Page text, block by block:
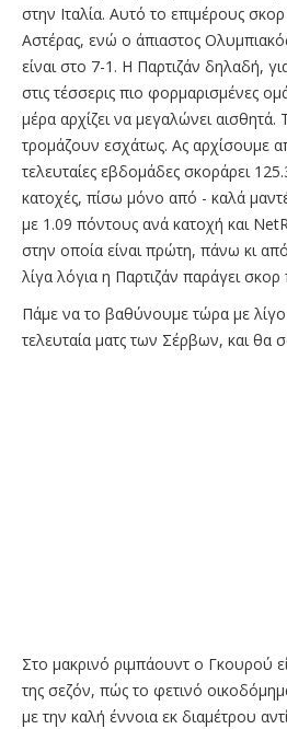
στην Ιταλία. Αυτό το επιμέρους
Αστέρας, ενώ ο άπιαστος
είναι στο 7-1. Η Παρτιζάν δηλαδή,
στις τέσσερις πιο φορμαρισμένες
μέρα αρχίζει να μεγαλώνει αισθητά.
τρομάζουν εσχάτως. Ας αρχίσουμε
τελευταίες εβδομάδες σκοράρει
κατοχές, πίσω μόνο από - καλά
με 1.09 πόντους ανά κατοχή και
στην οποία είναι πρώτη, πάνω κι
λίγα λόγια η Παρτιζάν παράγει
Πάμε να το βαθύνουμε τώρα με
τελευταία ματς των Σέρβων, και θα
Στο μακρινό ριμπάουντ ο Γκουρού
της σεζόν, πώς το φετινό
με την καλή έννοια εκ διαμέτρου